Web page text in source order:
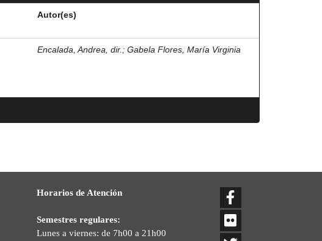
Autor(es)
Encalada, Andrea, dir. ; Gabela Flores, María Virginia
Horarios de Atención
Semestres regulares:
Lunes a viernes: de 7h00 a 21h00